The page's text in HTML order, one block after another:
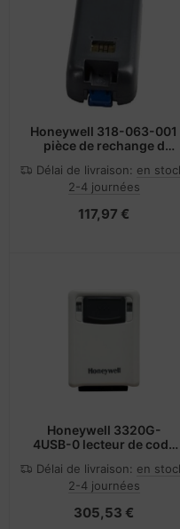
Honeywell 318-063-001
pièce de rechange d
Batterie
Délai de livraison: en
2-4 journées
117,97 €
Honeywell 3320G-
4USB-0 lecteur de code
barre fixe 1D/2D Diode
photo Ivoire
Délai de livraison: en
2-4 journées
305,53 €